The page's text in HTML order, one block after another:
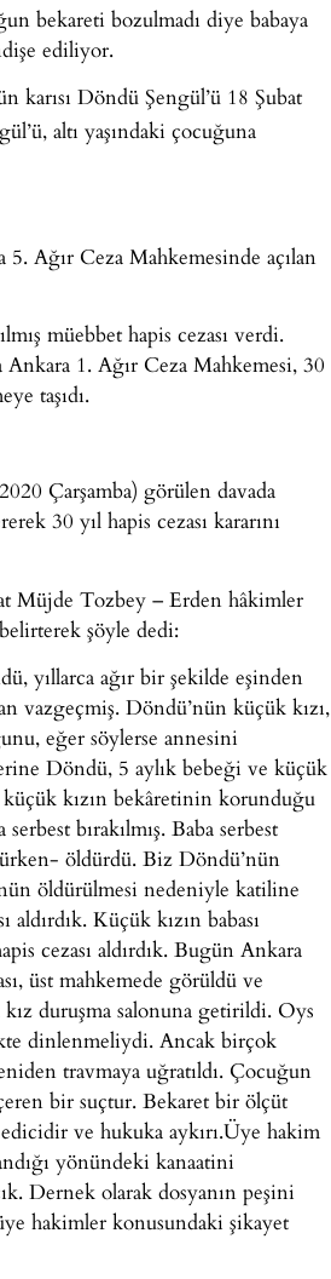
bekareti bozulmadı diye babaya
ediliyor.
karısı Döndü Şengül’ü 18 Şubat
altı yaşındaki çocuğuna
Ağır Ceza Mahkemesinde açılan
müebbet hapis cezası verdi.
Ankara 1. Ağır Ceza Mahkemesi, 30
taşıdı.
Çarşamba) görülen davada
30 yıl hapis cezası kararını
Müjde Tozbey – Erden hâkimler
şöyle dedi:
yıllarca ağır bir şekilde eşinden
vazgeçmiş. Döndü’nün küçük kızı,
eğer söylerse annesini
Döndü, 5 aylık bebeği ve küçük
küçük kızın bekâretinin korunduğu
bırakılmış. Baba serbest
öldürdü. Biz Döndü’nün
öldürülmesi nedeniyle katiline
aldırdık. Küçük kızın babası
cezası aldırdık. Bugün Ankara
üst mahkemede görüldü ve
kız duruşma salonuna getirildi. Oys
dinlenmeliydi. Ancak birçok
travmaya uğratıldı. Çocuğun
bir suçtur. Bekaret bir ölçüt
ve hukuka aykırı.Üye hakim
yönündeki kanaatini
Dernek olarak dosyanın peşini
hakimler konusundaki şikayet